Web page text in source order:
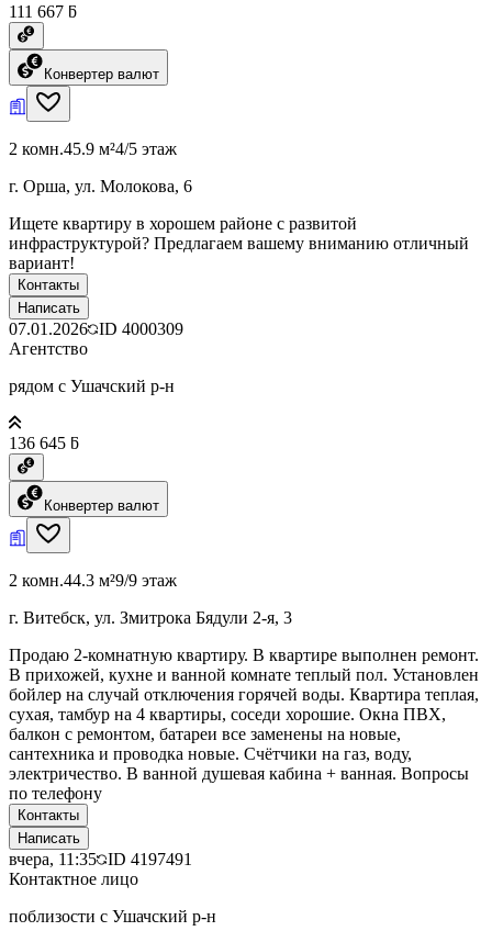
111 667 ƃ
Конвертер валют
2 комн.45.9 м²4/5 этаж
г. Орша, ул. Молокова, 6
Ищете квартиру в хорошем районе с развитой
инфраструктурой? Предлагаем вашему вниманию отличный
вариант!
Контакты
Написать
07.01.2026 ID 4000309
Агентство
рядом с Ушачский р-н
136 645 ƃ
Конвертер валют
2 комн.44.3 м²9/9 этаж
г. Витебск, ул. Змитрока Бядули 2-я, 3
Продаю 2-комнатную квартиру. В квартире выполнен ремонт.
В прихожей, кухне и ванной комнате теплый пол. Установлен
бойлер на случай отключения горячей воды. Квартира теплая,
сухая, тамбур на 4 квартиры, соседи хорошие. Окна ПВХ,
балкон с ремонтом, батареи все заменены на новые,
сантехника и проводка новые. Счётчики на газ, воду,
электричество. В ванной душевая кабина + ванная. Вопросы
по телефону
Контакты
Написать
вчера, 11:35 ID 4197491
Контактное лицо
поблизости с Ушачский р-н